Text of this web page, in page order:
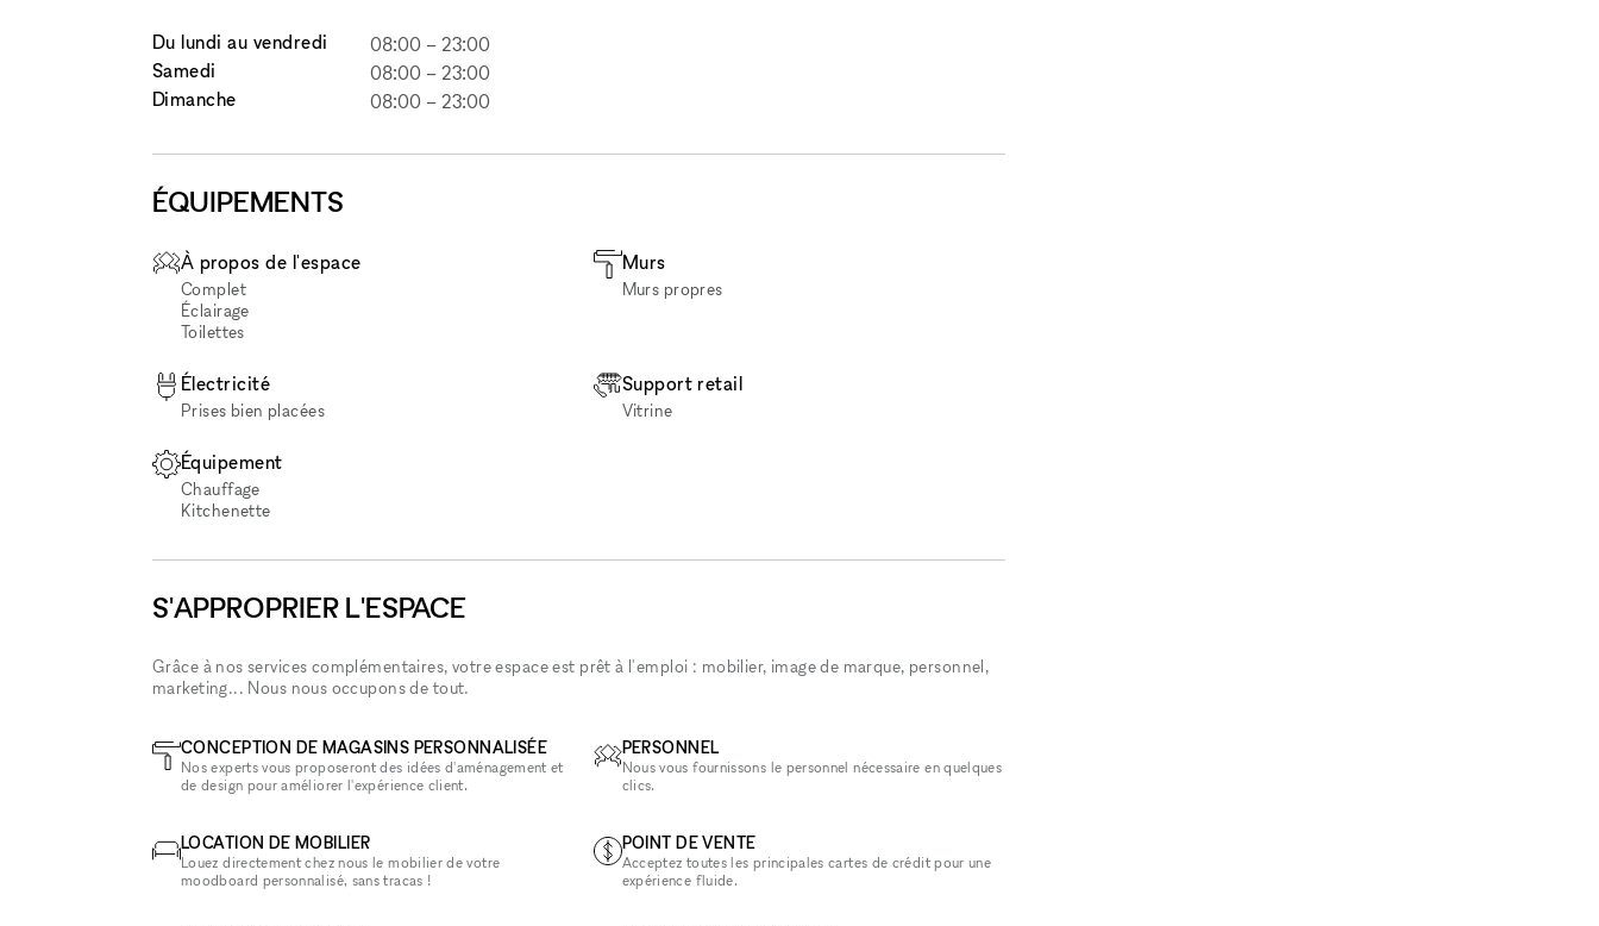
Du lundi au vendredi 08:00 –23:00
Samedi
08:00 –23:00
Dimanche
08:00 –23:00
ÉQUIPEMENTS
À propos de l'espace
Complet
Éclairage
Toilettes
Murs
Murs propres
Électricité
Prises bien placées
Support retail
Vitrine
Équipement
Chauffage
Kitchenette
S'APPROPRIER L'ESPACE
Grâce à nos services complémentaires, votre espace est prêt à l'emploi : mobilier, image de marque, personnel,
marketing... Nous nous occupons de tout.
CONCEPTION DE MAGASINS PERSONNALISÉE
Nos experts vous proposeront des idées d'aménagement et
de design pour améliorer l'expérience client.
LOCATION DE MOBILIER
Louez directement chez nous le mobilier de votre
moodboard personnalisé, sans tracas !
PERSONNEL
Nous vous fournissons le personnel nécessaire en quelques
clics.
POINT DE VENTE
Acceptez toutes les principales cartes de crédit pour une
expérience fluide.